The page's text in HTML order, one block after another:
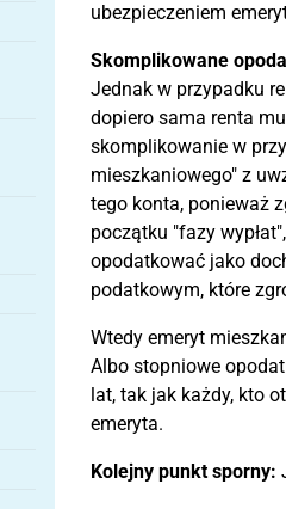
ubezpieczeniem
Skomplikowane
Jednak w przypadku
dopiero sama renta
skomplikowanie w
mieszkaniowego" z
tego konta, ponieważ
początku "fazy
opodatkować jako
podatkowym, które
Wtedy emeryt
Albo stopniowe
lat, tak jak każdy, kto
emeryta.
Kolejny punkt sporny: